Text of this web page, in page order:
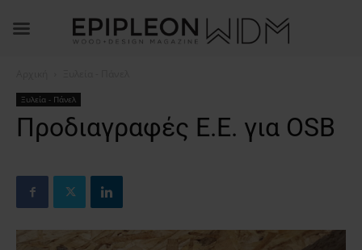
Ξυλεία - Πάνελ
Προδιαγραφές Ε.Ε. για OSB